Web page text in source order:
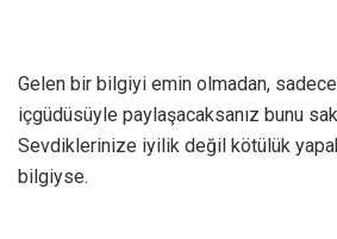
Gelen bir bilgiyi emin olmadan, sadece
içgüdüsüyle paylaşacaksanız bunu
Sevdiklerinize iyilik değil kötülük
bilgiyse.